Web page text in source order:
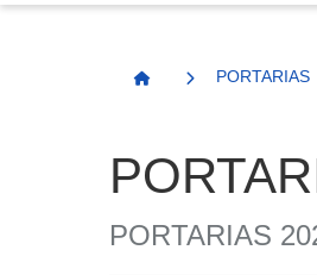
Página Inicial
PORTARIAS
PORTARIAS